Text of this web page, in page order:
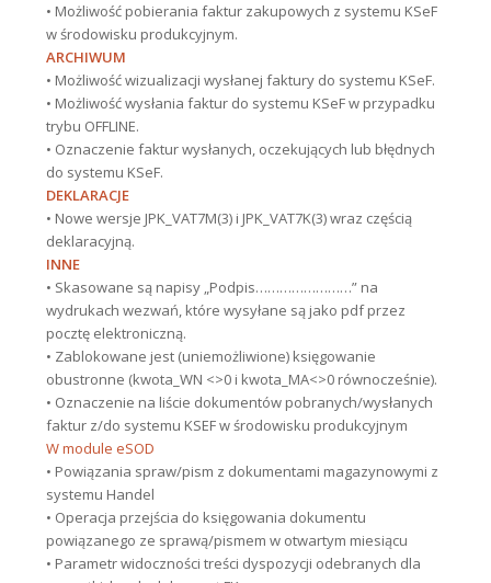
• Możliwość pobierania faktur zakupowych z systemu KSeF
w środowisku produkcyjnym.
ARCHIWUM
• Możliwość wizualizacji wysłanej faktury do systemu KSeF.
• Możliwość wysłania faktur do systemu KSeF w przypadku
trybu OFFLINE.
• Oznaczenie faktur wysłanych, oczekujących lub błędnych
do systemu KSeF.
DEKLARACJE
• Nowe wersje JPK_VAT7M(3) i JPK_VAT7K(3) wraz częścią
deklaracyjną.
INNE
• Skasowane są napisy „Podpis……………………” na
wydrukach wezwań, które wysyłane są jako pdf przez
pocztę elektroniczną.
• Zablokowane jest (uniemożliwione) księgowanie
obustronne (kwota_WN <>0 i kwota_MA<>0 równocześnie).
• Oznaczenie na liście dokumentów pobranych/wysłanych
faktur z/do systemu KSEF w środowisku produkcyjnym
W module eSOD
• Powiązania spraw/pism z dokumentami magazynowymi z
systemu Handel
• Operacja przejścia do księgowania dokumentu
powiązanego ze sprawą/pismem w otwartym miesiącu
• Parametr widoczności treści dyspozycji odebranych dla